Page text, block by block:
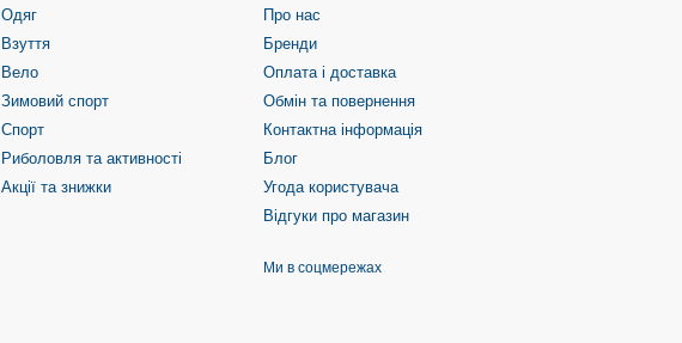
Одяг
Взуття
Вело
Зимовий спорт
Спорт
Риболовля та активності
Акції та знижки
Про нас
Бренди
Оплата і доставка
Обмін та повернення
Контактна інформація
Блог
Угода користувача
Відгуки про магазин
Ми в соцмережах